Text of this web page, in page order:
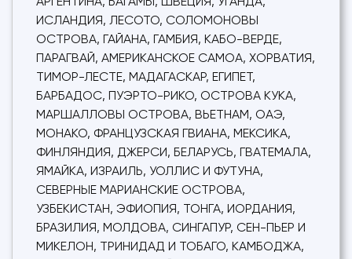
ИСЛАНДИЯ, ЛЕСОТО, СОЛОМОНОВЫ
ОСТРОВА, ГАЙАНА, ГАМБИЯ, КАБО-ВЕРДЕ,
ПАРАГВАЙ, АМЕРИКАНСКОЕ САМОА, ХОРВАТИЯ,
ТИМОР-ЛЕСТЕ, МАДАГАСКАР, ЕГИПЕТ,
БАРБАДОС, ПУЭРТО-РИКО, ОСТРОВА КУКА,
МАРШАЛЛОВЫ ОСТРОВА, ВЬЕТНАМ, ОАЭ,
МОНАКО, ФРАНЦУЗСКАЯ ГВИАНА, МЕКСИКА,
ФИНЛЯНДИЯ, ДЖЕРСИ, БЕЛАРУСЬ, ГВАТЕМАЛА,
ЯМАЙКА, ИЗРАИЛЬ, УОЛЛИС И ФУТУНА,
СЕВЕРНЫЕ МАРИАНСКИЕ ОСТРОВА,
УЗБЕКИСТАН, ЭФИОПИЯ, ТОНГА, ИОРДАНИЯ,
БРАЗИЛИЯ, МОЛДОВА, СИНГАПУР, СЕН-ПЬЕР И
МИКЕЛОН, ТРИНИДАД И ТОБАГО, КАМБОДЖА,